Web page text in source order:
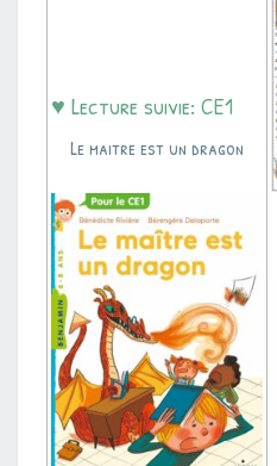
♥ Lecture suivie: CE1
Le maitre est un dragon